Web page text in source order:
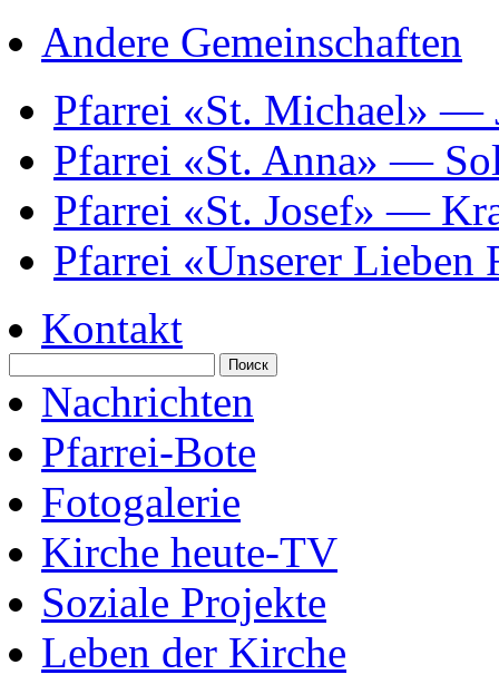
Andere Gemeinschaften
Pfarrei «St. Michael» —
Pfarrei «St. Anna» —
Pfarrei «St. Josef» —
Pfarrei «Unserer
Kontakt
Nachrichten
Pfarrei-Bote
Fotogalerie
Kirche heute-TV
Soziale Projekte
Leben der Kirche